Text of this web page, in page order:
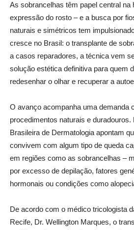
As sobrancelhas têm papel central na
expressão do rosto – e a busca por
naturais e simétricos tem
cresce no Brasil: o transplante de
a casos reparadores, a técnica vem
solução estética definitiva para quem
redesenhar o olhar e recuperar a
O avanço acompanha uma demanda
procedimentos naturais e
Brasileira de Dermatologia apontam
convivem com algum tipo de queda
em regiões como as sobrancelhas –
por excesso de depilação, fatores
hormonais ou condições como
De acordo com o médico tricologista
Recife, Dr. Wellington Marques, o